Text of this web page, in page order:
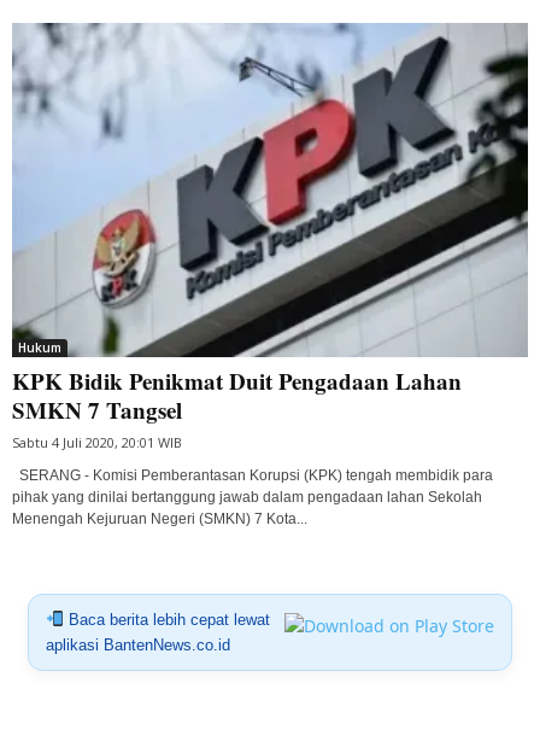
Hukum
KPK Bidik Penikmat Duit Pengadaan Lahan
SMKN 7 Tangsel
Sabtu 4 Juli 2020, 20:01 WIB
SERANG - Komisi Pemberantasan Korupsi (KPK) tengah membidik para
pihak yang dinilai bertanggung jawab dalam pengadaan lahan Sekolah
Menengah Kejuruan Negeri (SMKN) 7 Kota...
Baca berita lebih cepat lewat
aplikasi BantenNews.co.id